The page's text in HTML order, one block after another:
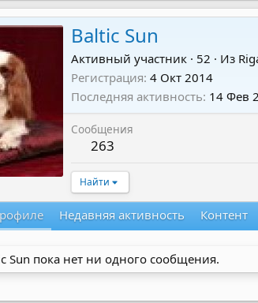
Baltic Sun
Активный участник · 52 · Из
Регистрация 4 Окт 2014
Последняя активность 14 Фев
Сообщения
263
Найти
Недавняя активность Контент
Sun пока нет ни одного сообщения.